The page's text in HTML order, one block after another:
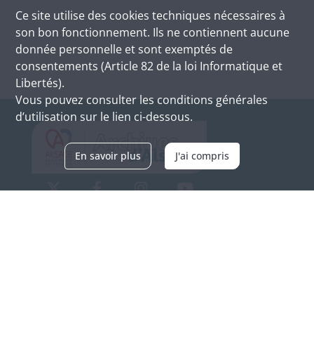
Ce site utilise des cookies techniques nécessaires à
son bon fonctionnement. Ils ne contiennent aucune
donnée personnelle et sont exemptés de
consentements (Article 82 de la loi Informatique et
Libertés).
Vous pouvez consulter les conditions générales
d’utilisation sur le lien ci-dessous.
En savoir plus J'ai compris